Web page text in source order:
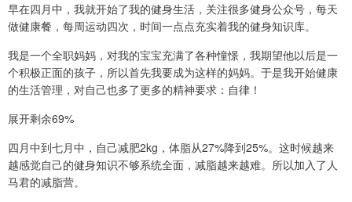
早在四月中，我就开始了我的健身生活，关注很多健身公众号，每天
做健康餐，每周运动四次，时间一点点充实着我的健身知识库。
我是一个全职妈妈，对我的宝宝充满了各种憧憬，我期望他以后是一
个积极正面的孩子，所以首先我要成为这样的妈妈。于是我开始健康
的生活管理，对自己也多了更多的精神要求：自律！
展开剩余69%
四月中到七月中，自己减肥2kg，体脂从27%降到25%。这时候越来
越感觉自己的健身知识不够系统全面，减脂越来越难。所以加入了人
马君的减脂营。